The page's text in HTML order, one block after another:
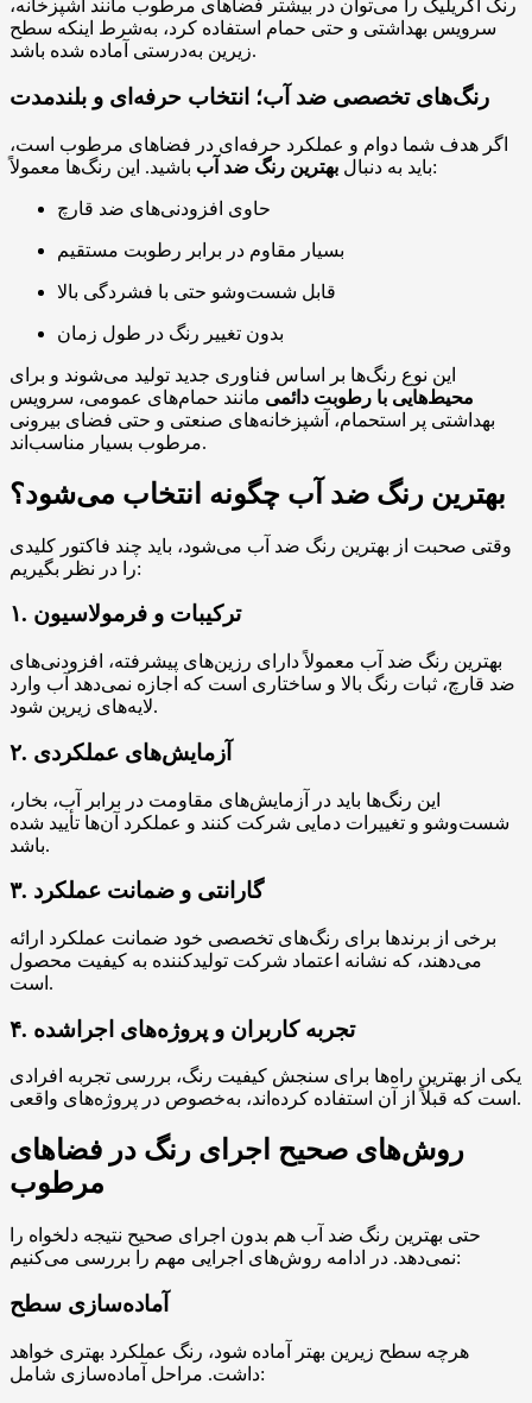
رنگ اکریلیک را می‌توان در بیشتر فضاهای مرطوب مانند آشپزخانه،
سرویس بهداشتی و حتی حمام استفاده کرد، به‌شرط اینکه سطح
زیرین به‌درستی آماده شده باشد.
رنگ‌های تخصصی ضد آب؛ انتخاب حرفه‌ای و بلندمدت
اگر هدف شما دوام و عملکرد حرفه‌ای در فضاهای مرطوب است،
باید به دنبال بهترین رنگ ضد آب باشید. این رنگ‌ها معمولاً:
حاوی افزودنی‌های ضد قارچ
بسیار مقاوم در برابر رطوبت مستقیم
قابل شست‌وشو حتی با فشردگی بالا
بدون تغییر رنگ در طول زمان
این نوع رنگ‌ها بر اساس فناوری جدید تولید می‌شوند و برای
محیط‌هایی با رطوبت دائمی مانند حمام‌های عمومی، سرویس
بهداشتی پر استحمام، آشپزخانه‌های صنعتی و حتی فضای بیرونی
مرطوب بسیار مناسب‌اند.
بهترین رنگ ضد آب چگونه انتخاب می‌شود؟
وقتی صحبت از بهترین رنگ ضد آب می‌شود، باید چند فاکتور کلیدی
را در نظر بگیریم:
۱. ترکیبات و فرمولاسیون
بهترین رنگ ضد آب معمولاً دارای رزین‌های پیشرفته، افزودنی‌های
ضد قارچ، ثبات رنگ بالا و ساختاری است که اجازه نمی‌دهد آب وارد
لایه‌های زیرین شود.
۲. آزمایش‌های عملکردی
این رنگ‌ها باید در آزمایش‌های مقاومت در برابر آب، بخار،
شست‌وشو و تغییرات دمایی شرکت کنند و عملکرد آن‌ها تأیید شده
باشد.
۳. گارانتی و ضمانت عملکرد
برخی از برندها برای رنگ‌های تخصصی خود ضمانت عملکرد ارائه
می‌دهند، که نشانه اعتماد شرکت تولیدکننده به کیفیت محصول
است.
۴. تجربه کاربران و پروژه‌های اجراشده
یکی از بهترین راه‌ها برای سنجش کیفیت رنگ، بررسی تجربه افرادی
است که قبلاً از آن استفاده کرده‌اند، به‌خصوص در پروژه‌های واقعی.
روش‌های صحیح اجرای رنگ در فضاهای
مرطوب
حتی بهترین رنگ ضد آب هم بدون اجرای صحیح نتیجه دلخواه را
نمی‌دهد. در ادامه روش‌های اجرایی مهم را بررسی می‌کنیم:
آماده‌سازی سطح
هرچه سطح زیرین بهتر آماده شود، رنگ عملکرد بهتری خواهد
داشت. مراحل آماده‌سازی شامل: